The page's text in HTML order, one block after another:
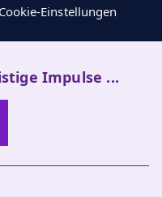
Cookie-Einstellungen
Impulse ...